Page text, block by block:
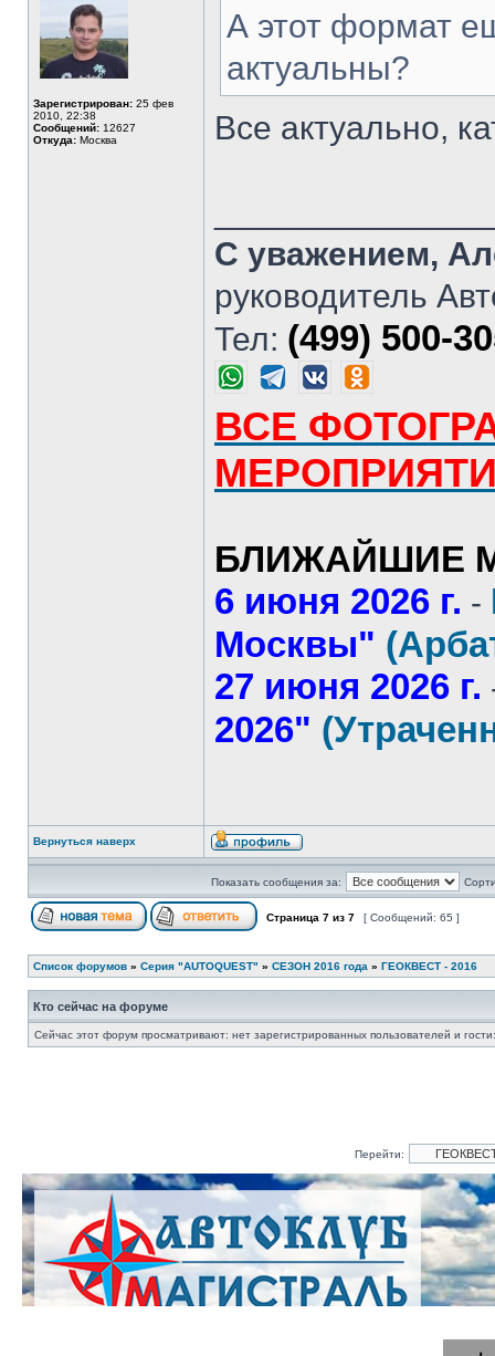
Зарегистрирован: 25 фев
2010, 22:38
Сообщений: 12627
Откуда: Москва
А этот формат
актуальны?
Все актуально,
С уважением,
руководитель
Тел: (499) 500-
ВСЕ
БЛИЖАЙШИЕ
6 июня 2026 г. -
Москвы"
27 июня 2026 г.
2026"
Вернуться наверх
Показать сообщения за:
Страница 7 из 7 [ Сообщений: 65 ]
Список форумов » Серия "AUTOQUEST" » СЕЗОН 2016 года » ГЕОКВЕСТ - 2016
Кто сейчас на форуме
Сейчас этот форум просматривают: нет зарегистрированных пользователей и
Перейти: